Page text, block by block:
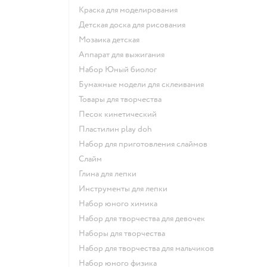
Краска для моделирования
Детская доска для рисования
Мозаика детская
Аппарат для выжигания
набор Юный биолог
Бумажные модели для склеивания
Товары для творчества
Песок кинетический
Пластилин play doh
Набор для приготовления слаймов
Слайм
Глина для лепки
Инструменты для лепки
Набор юного химика
Набор для творчества для девочек
Наборы для творчества
Набор для творчества для мальчиков
Набор юного физика